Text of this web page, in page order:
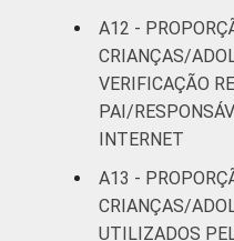
A12 -
CRIANÇAS/
VERIFICAÇÃO
PAI/
INTERNET
A13 -
CRIANÇAS/
UTILIZADOS